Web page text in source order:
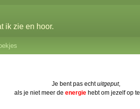
ik zie en hoor.
Je bent pas echtuitgeput,
als je niet meer de energie hebt om jezelf op te